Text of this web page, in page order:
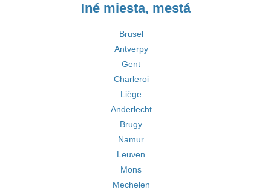
Iné miesta, mestá
Brusel
Antverpy
Gent
Charleroi
Liège
Anderlecht
Brugy
Namur
Leuven
Mons
Mechelen